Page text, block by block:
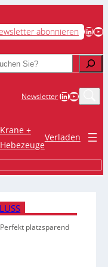
abonnieren LinkedIn YouTube
NewsletterLinkedIn
Krane +
Hebezeuge
Verladen
Perfekt platzsparend